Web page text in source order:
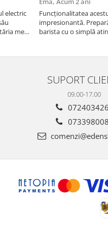
electric
mea,
Funcționalitatea
impresionantă.
barista cu o simplă
pentru a sa...
SUPORT
09.00-17.00